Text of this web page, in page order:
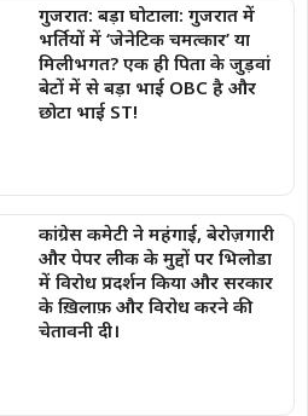
गुजरात: बड़ा घोटाला: गुजरात में
भर्तियों में ‘जेनेटिक चमत्कार’ या
मिलीभगत? एक ही पिता के जुड़वां
बेटों में से बड़ा भाई OBC है और
छोटा भाई ST!
कांग्रेस कमेटी ने महंगाई, बेरोज़गारी
और पेपर लीक के मुद्दों पर भिलोडा
में विरोध प्रदर्शन किया और सरकार
के ख़िलाफ़ और विरोध करने की
चेतावनी दी।